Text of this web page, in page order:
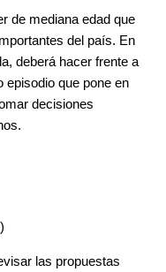
de mediana edad que
del país. En
deberá hacer frente a
episodio que pone en
decisiones
las propuestas